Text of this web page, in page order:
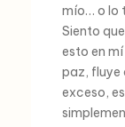
mío… o lo
Siento
esto en
paz, fluye
exceso,